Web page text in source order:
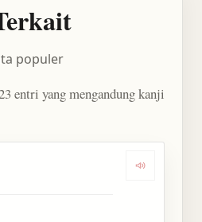
populer
entri yang mengandung kanji
Dengarkan